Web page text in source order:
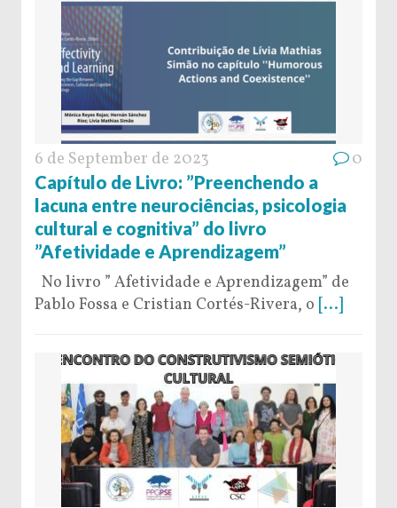
6 de September de 2023 0
Capítulo de Livro: ”Preenchendo a
lacuna entre neurociências, psicologia
cultural e cognitiva” do livro
”Afetividade e Aprendizagem”
No livro ” Afetividade e Aprendizagem” de
Pablo Fossa e Cristian Cortés-Rivera, o [...]